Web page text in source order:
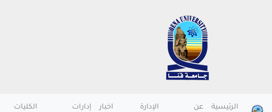
الرئيسية
عن
الإدارة
اخبار
إدارات
الكليات